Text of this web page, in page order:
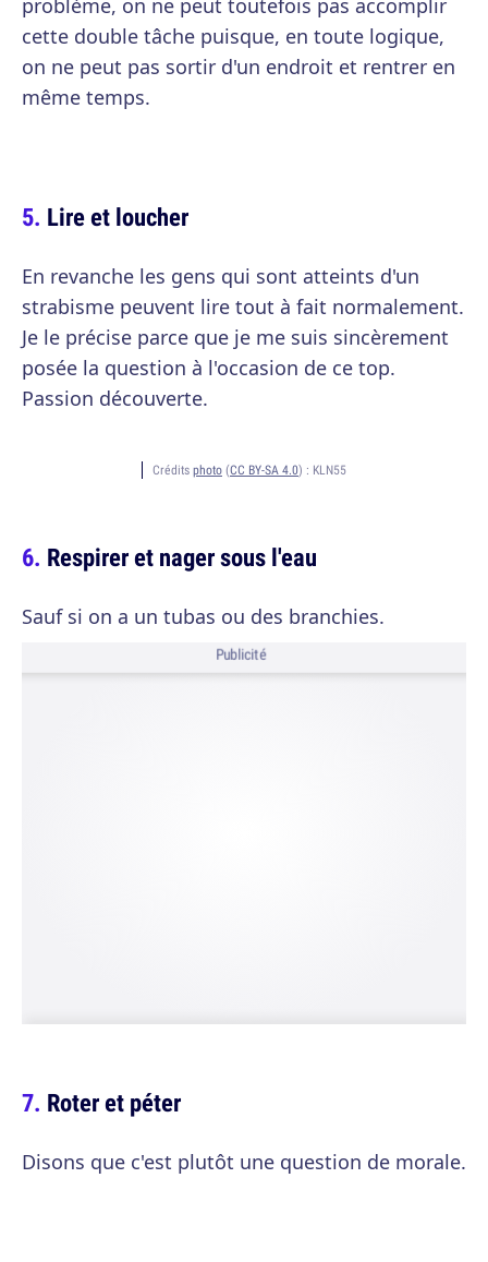
problème, on ne peut toutefois pas accomplir
cette double tâche puisque, en toute logique,
on ne peut pas sortir d'un endroit et rentrer en
même temps.
Lire et loucher
En revanche les gens qui sont atteints d'un
strabisme peuvent lire tout à fait normalement.
Je le précise parce que je me suis sincèrement
posée la question à l'occasion de ce top.
Passion découverte.
Crédits photo (CC BY-SA 4.0) : KLN55
Respirer et nager sous l'eau
Sauf si on a un tubas ou des branchies.
Publicité
Roter et péter
Disons que c'est plutôt une question de morale.